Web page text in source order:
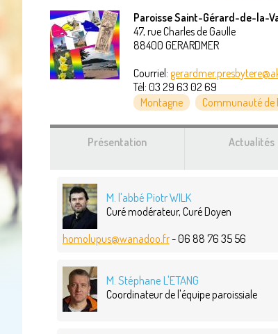
Vous
êtes
Paroisse Saint-Gérard-de-la-
47, rue Charles de Gaulle
88400 GERARDMER
Courriel:
Tél: 03 29 63 02 69
Montagne
Communauté de
Présentation Actualités
M. l'abbé Piotr WILK
Curé modérateur, Curé Doyen
homolupus@wanadoo.fr- 06 88 76 35 56
M. Stéphane L'ETANG
Coordinateur de l'équipe paroissiale